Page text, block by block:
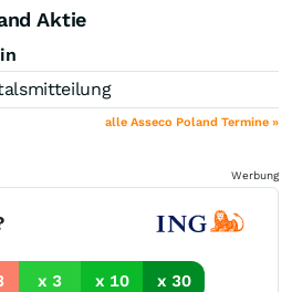
Aktie
alle Asseco Poland Termine »
Werbung
x 3 x 10 x 30